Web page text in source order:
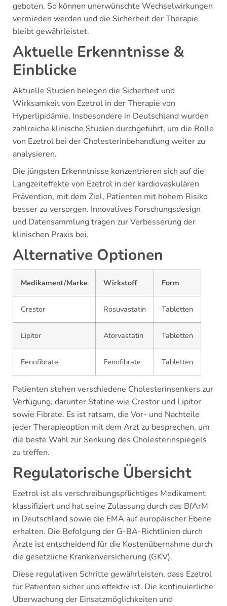
geboten. So können unerwünschte Wechselwirkungen
vermieden werden und die Sicherheit der Therapie
bleibt gewährleistet.
Aktuelle Erkenntnisse &
Einblicke
Aktuelle Studien belegen die Sicherheit und
Wirksamkeit von Ezetrol in der Therapie von
Hyperlipidämie. Insbesondere in Deutschland wurden
zahlreiche klinische Studien durchgeführt, um die Rolle
von Ezetrol bei der Cholesterinbehandlung weiter zu
analysieren.
Die jüngsten Erkenntnisse konzentrieren sich auf die
Langzeiteffekte von Ezetrol in der kardiovaskulären
Prävention, mit dem Ziel, Patienten mit hohem Risiko
besser zu versorgen. Innovatives Forschungsdesign
und Datensammlung tragen zur Verbesserung der
klinischen Praxis bei.
Alternative Optionen
Medikament/Marke Wirkstoff Form
Crestor Rosuvastatin Tabletten
Lipitor Atorvastatin Tabletten
Fenofibrate Fenofibrate Tabletten
Patienten stehen verschiedene Cholesterinsenkers zur
Verfügung, darunter Statine wie Crestor und Lipitor
sowie Fibrate. Es ist ratsam, die Vor- und Nachteile
jeder Therapieoption mit dem Arzt zu besprechen, um
die beste Wahl zur Senkung des Cholesterinspiegels
zu treffen.
Regulatorische Übersicht
Ezetrol ist als verschreibungspflichtiges Medikament
klassifiziert und hat seine Zulassung durch das BfArM
in Deutschland sowie die EMA auf europäischer Ebene
erhalten. Die Befolgung der G-BA-Richtlinien durch
Ärzte ist entscheidend für die Kostenübernahme durch
die gesetzliche Krankenversicherung (GKV).
Diese regulativen Schritte gewährleisten, dass Ezetrol
für Patienten sicher und effektiv ist. Die kontinuierliche
Überwachung der Einsatzmöglichkeiten und